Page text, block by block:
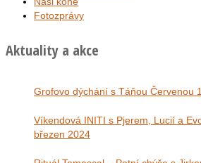
Fotozprávy
Aktuality a akce
Grofovo dýchání s Táňou Červenou
Víkendová INITI s Pjerem, Lucií a Evou
březen 2024